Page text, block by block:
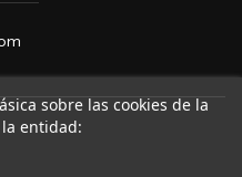
sobre las cookies de la
entidad: